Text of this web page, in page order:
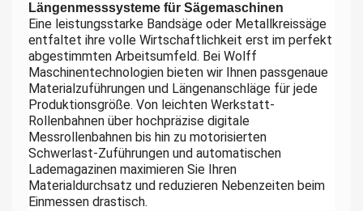
Längenmesssysteme für Sägemaschinen
Eine leistungsstarke Bandsäge oder Metallkreissäge
entfaltet ihre volle Wirtschaftlichkeit erst im perfekt
abgestimmten Arbeitsumfeld. Bei Wolff
Maschinentechnologien bieten wir Ihnen passgenaue
Materialzuführungen und Längenanschläge für jede
Produktionsgröße. Von leichten Werkstatt-
Rollenbahnen über hochpräzise digitale
Messrollenbahnen bis hin zu motorisierten
Schwerlast-Zuführungen und automatischen
Lademagazinen maximieren Sie Ihren
Materialdurchsatz und reduzieren Nebenzeiten beim
Einmessen drastisch.